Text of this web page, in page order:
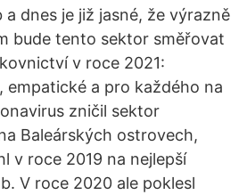
dnes je již jasné, že výrazně
bude tento sektor směřovat
v roce 2021:
empatické a pro každého na
zničil sektor
Baleárských ostrovech,
v roce 2019 na nejlepší
V roce 2020 ale poklesl